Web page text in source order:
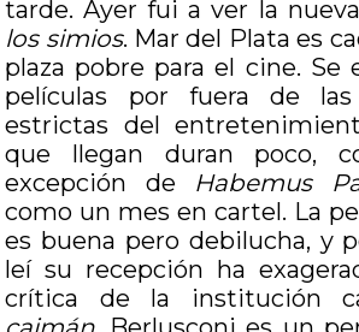
tarde. Ayer fui a ver la nueva
los simios. Mar del Plata es
plaza pobre para el cine. Se
películas por fuera de
estrictas del
que llegan duran poco,
excepción de Habemus
como un mes en cartel. La
es buena pero debilucha, y
leí su recepción ha
crítica de la institución